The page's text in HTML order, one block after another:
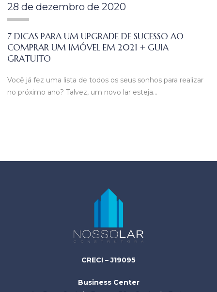
28 de dezembro de 2020
7 DICAS PARA UM UPGRADE DE SUCESSO AO
COMPRAR UM IMÓVEL EM 2021 + GUIA
GRATUITO
Você já fez uma lista de todos os seus sonhos para realizar
no próximo ano? Talvez, um novo lar esteja…
CRECI – J19095
Business Center